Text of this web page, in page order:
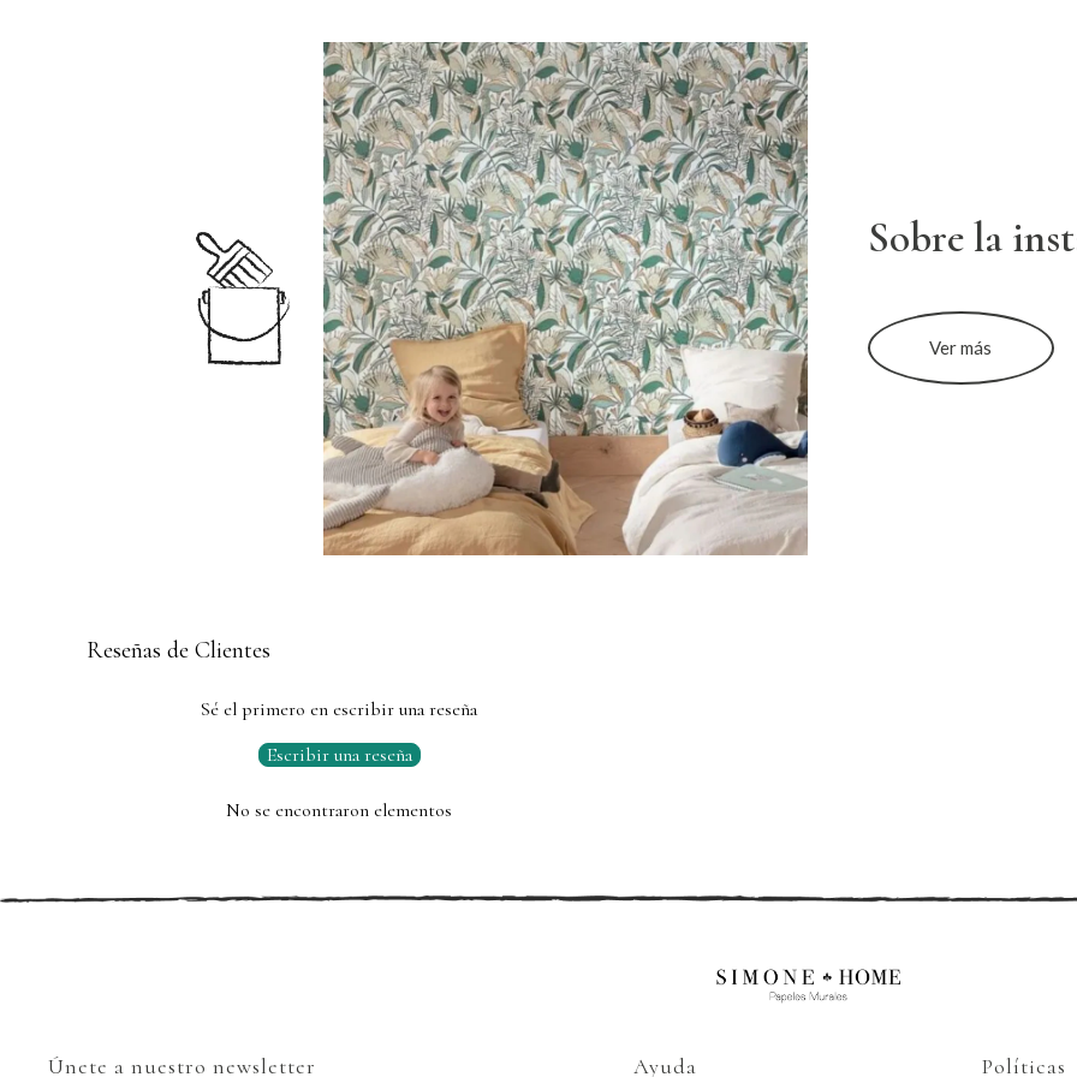
Sobre la
Ver más
Reseñas de Clientes
Sé el primero en escribir una reseña
Escribir una reseña
No se encontraron elementos
Únete a nuestro newsletter Ayuda Políticas